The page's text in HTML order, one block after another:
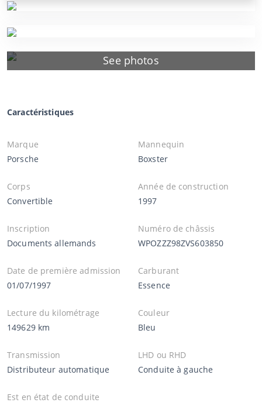
See photos
Caractéristiques
Marque
Porsche
Mannequin
Boxster
Corps
Convertible
Année de construction
1997
Inscription
Documents allemands
Numéro de châssis
WPOZZZ98ZVS603850
Date de première admission
01/07/1997
Carburant
Essence
Lecture du kilométrage
149629 km
Couleur
Bleu
Transmission
Distributeur automatique
LHD ou RHD
Conduite à gauche
Est en état de conduite